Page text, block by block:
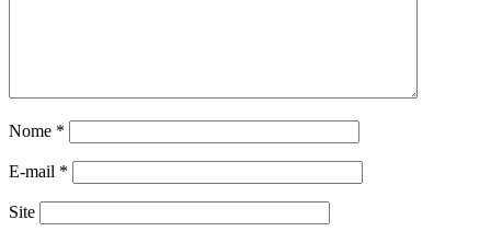
Nome *
E-mail *
Site